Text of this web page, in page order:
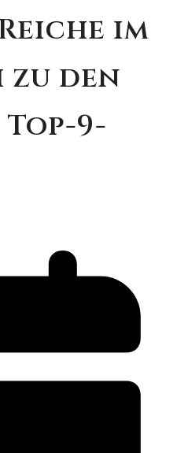
im
den
9-